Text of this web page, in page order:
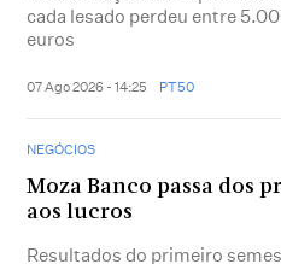
cada lesado perdeu entre
euros
07 Ago 2026 - 14:25 PT50
NEGÓCIOS
Moza Banco passa dos
aos lucros
Resultados do primeiro